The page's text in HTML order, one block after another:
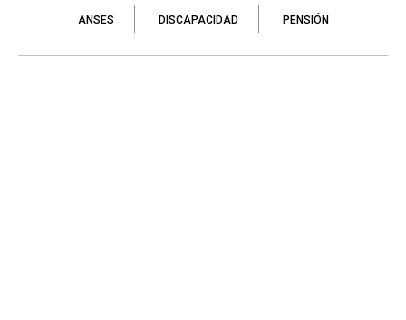
ANSES DISCAPACIDAD PENSIÓN